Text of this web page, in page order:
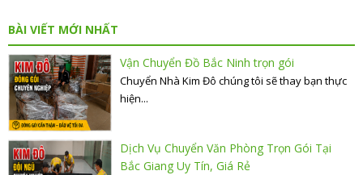
BÀI VIẾT MỚI NHẤT
Vận Chuyển Đồ Bắc Ninh trọn gói
Chuyển Nhà Kim Đô chúng tôi sẽ thay bạn thực
hiện...
Dịch Vụ Chuyển Văn Phòng Trọn Gói Tại
Bắc Giang Uy Tín, Giá Rẻ